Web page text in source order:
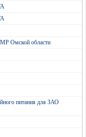
Омской области
питания для ЗАО